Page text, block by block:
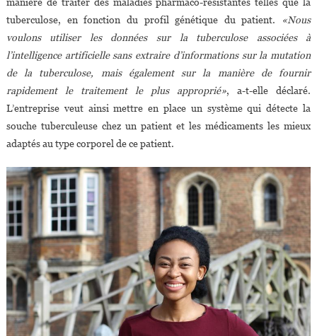
manière de traiter des maladies pharmaco-résistantes telles que la
tuberculose, en fonction du profil génétique du patient.
«Nous
voulons utiliser les données sur la tuberculose associées à
l’intelligence artificielle sans extraire d’informations sur la mutation
de la tuberculose, mais également sur la manière de fournir
rapidement le traitement le plus approprié», a-t-elle déclaré.
L’entreprise veut ainsi mettre en place un système qui détecte la
souche tuberculeuse chez un patient et les médicaments les mieux
adaptés au type corporel de ce patient.